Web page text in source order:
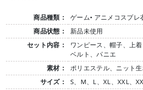
商品種類：
ゲーム• アニメコスプ
商品状態：
新品未使用
セット内容：
ワンピース、帽子、上
ベルト、パニエ
素材：
ポリエステル、ニット
サイズ：
S、M、L、XL、XXL、